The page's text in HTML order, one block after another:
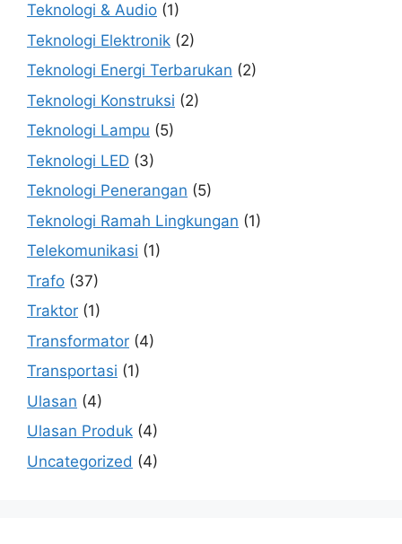
Teknologi & Audio (1)
Teknologi Elektronik (2)
Teknologi Energi Terbarukan (2)
Teknologi Konstruksi (2)
Teknologi Lampu (5)
Teknologi LED (3)
Teknologi Penerangan (5)
Teknologi Ramah Lingkungan (1)
Telekomunikasi (1)
Trafo (37)
Traktor (1)
Transformator (4)
Transportasi (1)
Ulasan (4)
Ulasan Produk (4)
Uncategorized (4)